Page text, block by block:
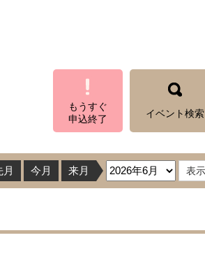
もうすぐ
申込終了
イベント検索
月 今月 来月